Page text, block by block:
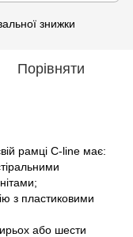
знижки
Порівняти
рамці C-line має:
з пластиковими
або шести